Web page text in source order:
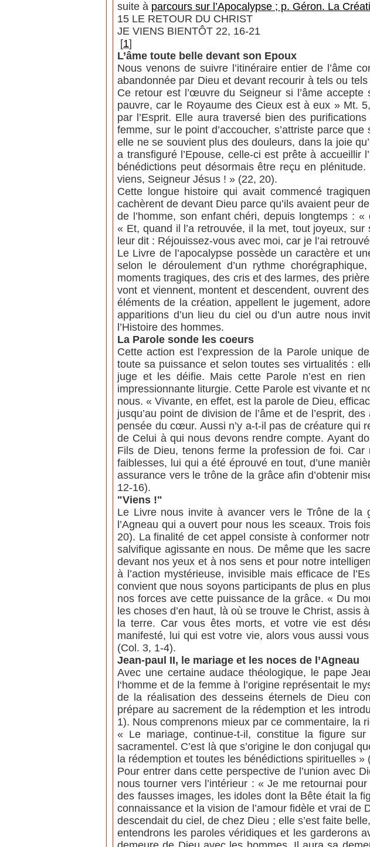
suite à parcours sur l’Apocalypse ; p. Géron. La
15 LE RETOUR DU CHRIST
JE VIENS BIENTÔT 22, 16-21
[1]
L’âme toute belle devant son Epoux
Nous venons de suivre l’itinéraire entier de l’âme
abandonnée par Dieu et devant recourir à tels ou
Ce retour est l’œuvre du Seigneur si l’âme
pauvre, car le Royaume des Cieux est à eux » Mt.
par l’Esprit. Elle aura traversé bien des
femme, sur le point d’accoucher, s’attriste parce
elle ne se souvient plus des douleurs, dans la joie
a transfiguré l’Epouse, celle-ci est prête à accueillir
bénédictions peut désormais être reçu en plénitude.
viens, Seigneur Jésus ! » (22, 20).
Cette longue histoire qui avait commencé
cachèrent de devant Dieu parce qu’ils avaient peur
de l’homme, son enfant chéri, depuis longtemps :
« Et, quand il l’a retrouvée, il la met, tout joyeux,
leur dit : Réjouissez-vous avec moi, car je l’ai
Le Livre de l’apocalypse possède un caractère et
selon le déroulement d’un rythme
moments tragiques, des cris et des larmes, des
vont et viennent, montent et descendent, ouvrent
éléments de la création, appellent le jugement,
apparitions d’un lieu du ciel ou d’un autre nous
l’Histoire des hommes.
La Parole sonde les coeurs
Cette action est l’expression de la Parole unique
toute sa puissance et selon toutes ses virtualités :
juge et les déifie. Mais cette Parole n’est en
impressionnante liturgie. Cette Parole est vivante et
nous. « Vivante, en effet, est la parole de Dieu,
jusqu’au point de division de l’âme et de l’esprit,
pensée du cœur. Aussi n’y a-t-il pas de créature qui
de Celui à qui nous devons rendre compte. Ayant
Fils de Dieu, tenons ferme la profession de foi.
faiblesses, lui qui a été éprouvé en tout, d’une
assurance vers le trône de la grâce afin d’obtenir
12-16).
"Viens !"
Le Livre nous invite à avancer vers le Trône de
l’Agneau qui a ouvert pour nous les sceaux. Trois
20). La finalité de cet appel consiste à conformer
salvifique agissante en nous. De même que les
devant nos yeux et à nos sens et pour notre
à l’action mystérieuse, invisible mais efficace de
convient que nous soyons participants de plus en
nos forces ave cette puissance de la grâce. « Du
les choses d’en haut, là où se trouve le Christ,
la terre. Car vous êtes morts, et votre vie est
manifesté, lui qui est votre vie, alors vous aussi
(Col. 3, 1-4).
Jean-paul II, le mariage et les noces de l’Agneau
Avec une certaine audace théologique, le pape
l‘homme et de la femme à l’origine représentait le
de la réalisation des desseins éternels de Dieu
prépare au sacrement de la rédemption et les
1). Nous comprenons mieux par ce commentaire, la
« Le mariage, continue-t-il, constitue la figure
sacramentel. C’est là que s’origine le don conjugal
la rédemption et toutes les bénédictions spirituelles »
Pour entrer dans cette perspective de l’union avec
nous tourner vers l’intérieur : « Je me retournai
des fausses images, les idoles dont la Bête était la
connaissance et la vision de l’amour fidèle et vrai
descendait du ciel, de chez Dieu ; elle s’est faite
entendrons les paroles véridiques et les garderons